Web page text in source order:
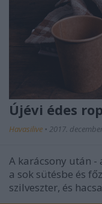
Újévi édes
Havasilive • 2017.
A karácsony után
a sok sütésbe és
szilveszter, és